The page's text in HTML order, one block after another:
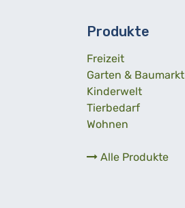
Produkte
Freizeit
Garten & Baumarkt
Kinderwelt
Tierbedarf
Wohnen
Alle Produkte